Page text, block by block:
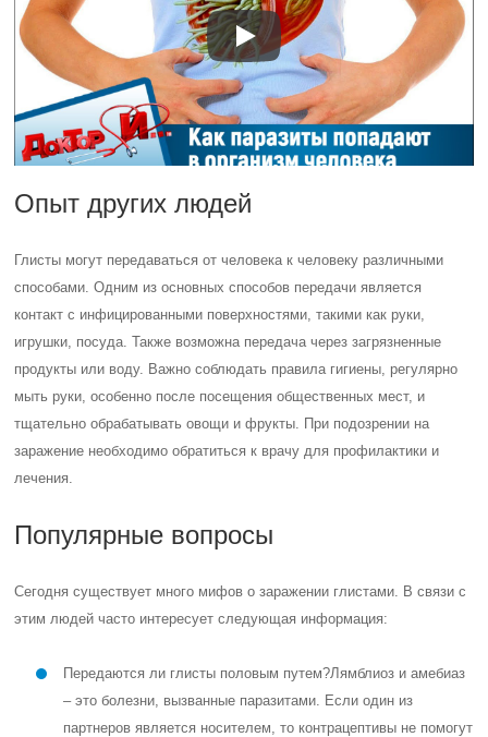
Опыт других людей
Глисты могут передаваться от человека к человеку различными
способами. Одним из основных способов передачи является
контакт с инфицированными поверхностями, такими как руки,
игрушки, посуда. Также возможна передача через загрязненные
продукты или воду. Важно соблюдать правила гигиены, регулярно
мыть руки, особенно после посещения общественных мест, и
тщательно обрабатывать овощи и фрукты. При подозрении на
заражение необходимо обратиться к врачу для профилактики и
лечения.
Популярные вопросы
Сегодня существует много мифов о заражении глистами. В связи с
этим людей часто интересует следующая информация:
Передаются ли глисты половым путем?Лямблиоз и амебиаз
– это болезни, вызванные паразитами. Если один из
партнеров является носителем, то контрацептивы не помогут